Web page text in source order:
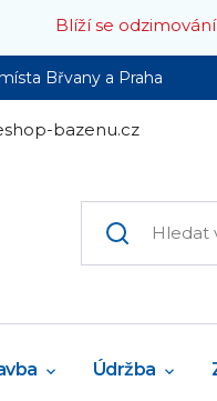
Blíží se
Břvany a Praha
bazenu.cz
Údržba